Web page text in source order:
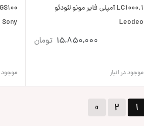
LC1000.1 آمپلی فایر مونو لئودئو
Leodeo
15,850,000 تومان
موجود در انبار
Sony
موجود
۱ ۲ »